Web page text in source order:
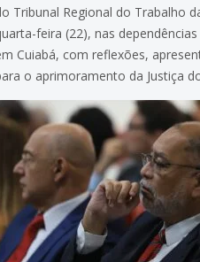
Tribunal Regional do Trabalho
feira (22), nas
Cuiabá, com reflexões,
o aprimoramento da Justiça